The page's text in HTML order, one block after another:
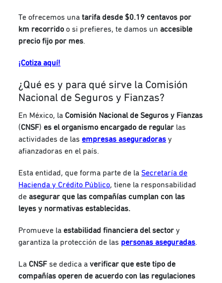
Te ofrecemos unatarifa desde $0.19 centavos por
km recorrido o si prefieres, te damos un accesible
precio fijo por mes.
¡Cotiza aquí!
¿Qué es y para qué sirve la Comisión
Nacional de Seguros y Fianzas?
En México, la Comisión Nacional de Seguros y Fianzas
(CNSF)es el organismo encargado de regular las
actividades de lasempresas aseguradoras y
afianzadoras en el país.
Esta entidad, que forma parte de la Secretaría de
Hacienda y Crédito Público, tiene la responsabilidad
de asegurar que las compañías cumplan con las
leyes y normativas establecidas.
Promueve laestabilidad financiera del sector y
garantiza la protección de las personas aseguradas.
La CNSF se dedica averificar que este tipo de
compañías operen de acuerdo con las regulaciones